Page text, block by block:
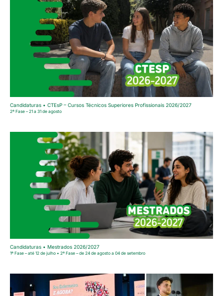
Candidaturas • CTEsP – Cursos Técnicos Superiores Profissionais 2026/2027
2ª Fase – 21 a 31 de agosto
Candidaturas • Mestrados 2026/2027
1ª Fase – até 12 de julho • 2ª Fase – de 24 de agosto a 04 de setembro